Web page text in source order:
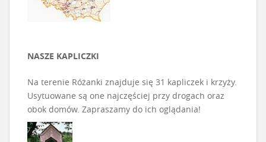
NASZE KAPLICZKI
Na terenie Różanki znajduje się 31 kapliczek i krzyży.
Usytuowane są one najczęściej przy drogach oraz
obok domów. Zapraszamy do ich oglądania!